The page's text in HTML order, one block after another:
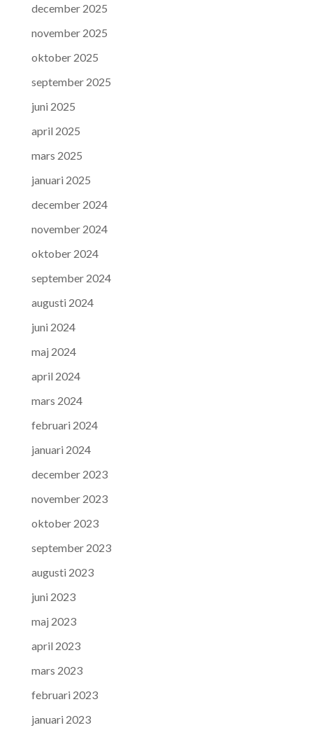
december 2025
november 2025
oktober 2025
september 2025
juni 2025
april 2025
mars 2025
januari 2025
december 2024
november 2024
oktober 2024
september 2024
augusti 2024
juni 2024
maj 2024
april 2024
mars 2024
februari 2024
januari 2024
december 2023
november 2023
oktober 2023
september 2023
augusti 2023
juni 2023
maj 2023
april 2023
mars 2023
februari 2023
januari 2023